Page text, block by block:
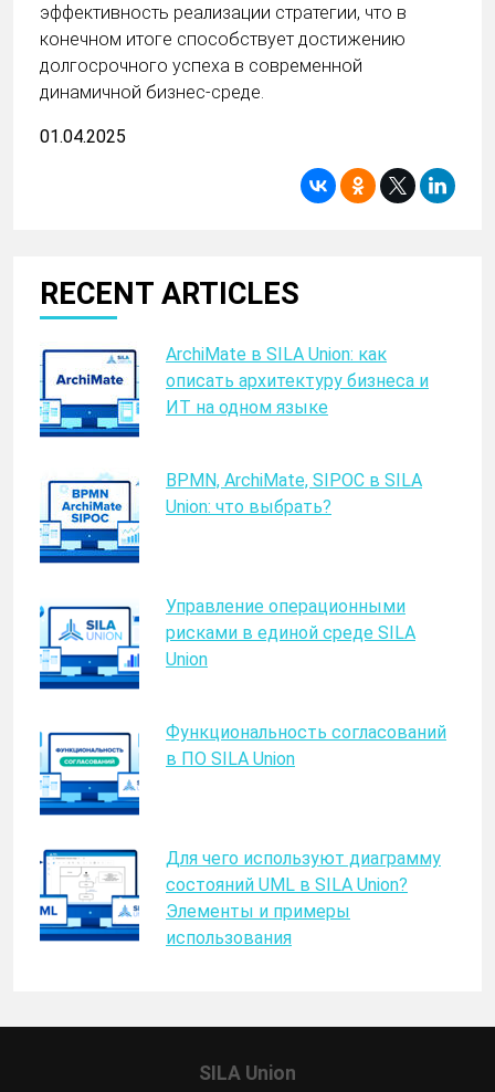
эффективность реализации стратегии, что в
конечном итоге способствует достижению
долгосрочного успеха в современной
динамичной бизнес-среде.
01.04.2025
RECENT ARTICLES
ArchiMate в SILA Union: как
описать архитектуру бизнеса и
ИТ на одном языке
BPMN, ArchiMate, SIPOC в SILA
Union: что выбрать?
Управление операционными
рисками в единой среде SILA
Union
Функциональность согласований
в ПО SILA Union
Для чего используют диаграмму
состояний UML в SILA Union?
Элементы и примеры
использования
SILA Union